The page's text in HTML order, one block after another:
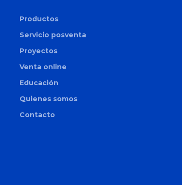
Productos
Servicio posventa
Proyectos
Venta online
Educación
Quienes somos
Contacto